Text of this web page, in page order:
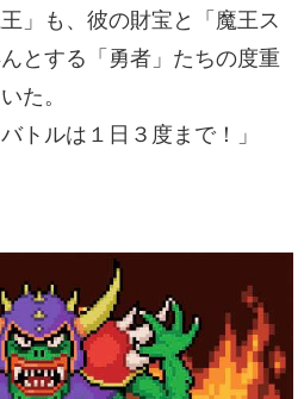
」も、彼の財宝と「魔王ス
とする「勇者」たちの度重
た。
トルは１日３度まで！」